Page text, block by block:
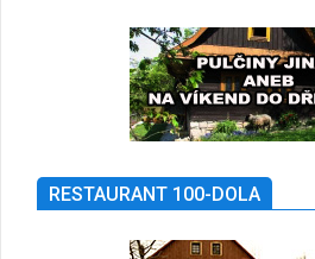
RESTAURANT 100-DOLA